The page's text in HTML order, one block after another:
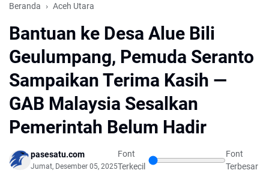
Beranda Aceh Utara
Bantuan ke Desa Alue Bili
Geulumpang, Pemuda Seranto
Sampaikan Terima Kasih —
GAB Malaysia Sesalkan
Pemerintah Belum Hadir
pasesatu.com
Jumat, Desember 05, 2025
Font
Terkecil
Font
Terbesar